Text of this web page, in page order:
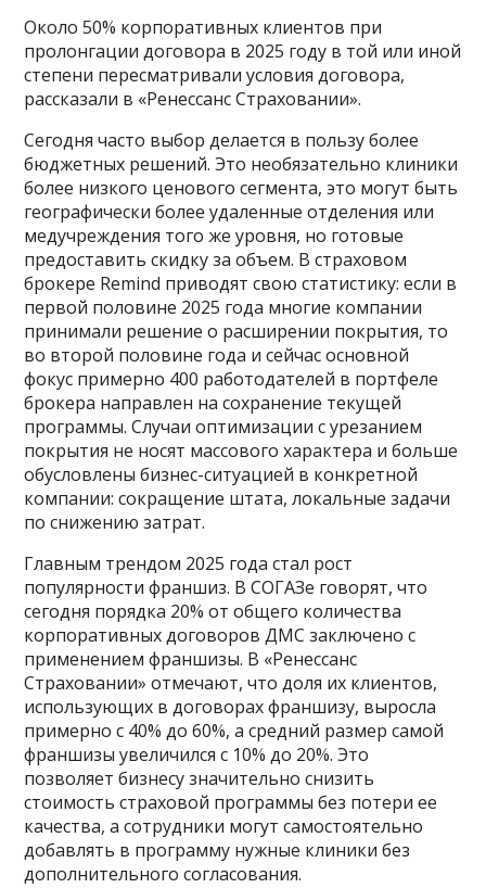
Около 50% корпоративных клиентов при
пролонгации договора в 2025 году в той или иной
степени пересматривали условия договора,
рассказали в «Ренессанс Страховании».
Сегодня часто выбор делается в пользу более
бюджетных решений. Это необязательно клиники
более низкого ценового сегмента, это могут быть
географически более удаленные отделения или
медучреждения того же уровня, но готовые
предоставить скидку за объем. В страховом
брокере Remind приводят свою статистику: если в
первой половине 2025 года многие компании
принимали решение о расширении покрытия, то
во второй половине года и сейчас основной
фокус примерно 400 работодателей в портфеле
брокера направлен на сохранение текущей
программы. Случаи оптимизации с урезанием
покрытия не носят массового характера и больше
обусловлены бизнес-ситуацией в конкретной
компании: сокращение штата, локальные задачи
по снижению затрат.
Главным трендом 2025 года стал рост
популярности франшиз. В СОГАЗе говорят, что
сегодня порядка 20% от общего количества
корпоративных договоров ДМС заключено с
применением франшизы. В «Ренессанс
Страховании» отмечают, что доля их клиентов,
использующих в договорах франшизу, выросла
примерно с 40% до 60%, а средний размер самой
франшизы увеличился с 10% до 20%. Это
позволяет бизнесу значительно снизить
стоимость страховой программы без потери ее
качества, а сотрудники могут самостоятельно
добавлять в программу нужные клиники без
дополнительного согласования.